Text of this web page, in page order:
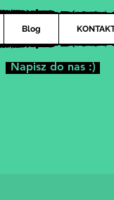
Blog
Napisz do nas :)